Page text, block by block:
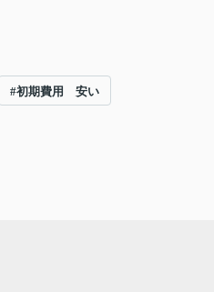
#初期費用 安い